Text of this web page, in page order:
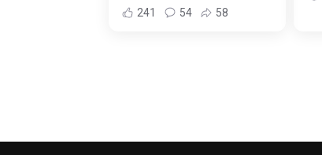
241 54 58